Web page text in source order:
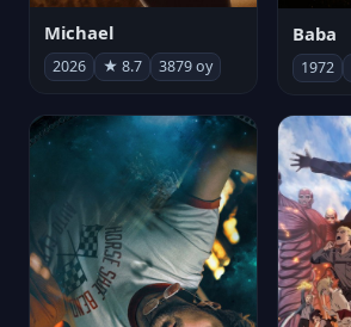
Michael
2026 ★ 8.7 3879 oy
Baba
1972